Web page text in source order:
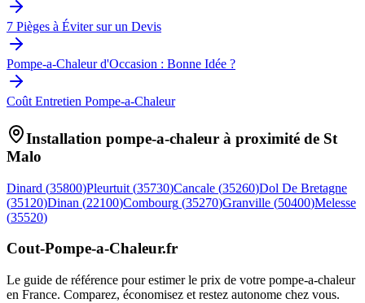
7 Pièges à Éviter sur un Devis
Pompe-a-Chaleur d'Occasion : Bonne Idée ?
Coût Entretien Pompe-a-Chaleur
Installation pompe-a-chaleur à proximité de St
Malo
Dinard (35800)Pleurtuit (35730)Cancale (35260)Dol De Bretagne
(35120)Dinan (22100)Combourg (35270)Granville (50400)Melesse
(35520)
Cout-Pompe-a-Chaleur.fr
Le guide de référence pour estimer le prix de votre pompe-a-chaleur
en France. Comparez, économisez et restez autonome chez vous.